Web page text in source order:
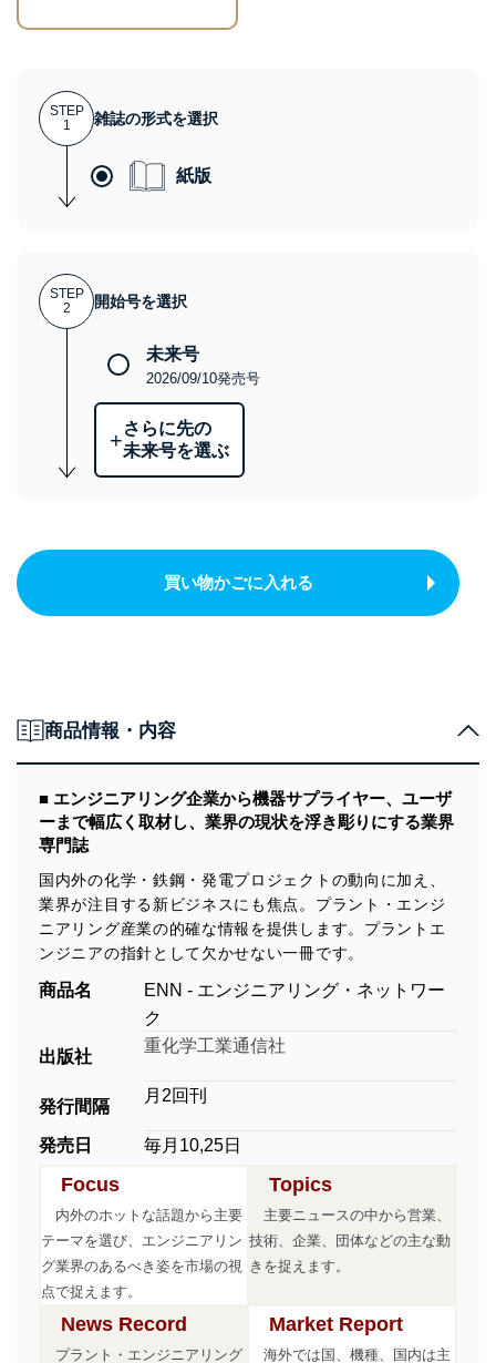
STEP
1
雑誌の形式を選択
紙版
STEP
2
開始号を選択
未来号
2026/09/10発売号
+さらに先の
未来号を選ぶ
買い物かごに入れる
商品情報・内容
■ エンジニアリング企業から機器サプライヤー、ユーザ
ーまで幅広く取材し、業界の現状を浮き彫りにする業界
専門誌
国内外の化学・鉄鋼・発電プロジェクトの動向に加え、
業界が注目する新ビジネスにも焦点。プラント・エンジ
ニアリング産業の的確な情報を提供します。プラントエ
ンジニアの指針として欠かせない一冊です。
商品名
ENN - エンジニアリング・ネットワー
ク
出版社
重化学工業通信社
発行間隔
月2回刊
発売日 毎月10,25日
Focus
内外のホットな話題から主要
テーマを選び、エンジニアリン
グ業界のあるべき姿を市場の視
点で捉えます。
Topics
主要ニュースの中から営業、
技術、企業、団体などの主な動
きを捉えます。
News Record
プラント・エンジニアリング
Market Report
海外では国、機種、国内は主